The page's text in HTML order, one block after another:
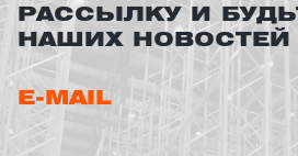
РАССЫЛКУ И
НАШИХ НОВОСТЕЙ
E-MAIL